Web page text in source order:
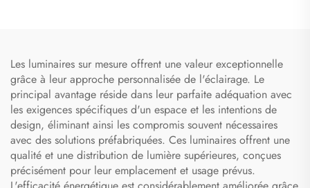
Les luminaires sur mesure offrent une valeur exceptionnelle
grâce à leur approche personnalisée de l'éclairage. Le
principal avantage réside dans leur parfaite adéquation avec
les exigences spécifiques d'un espace et les intentions de
design, éliminant ainsi les compromis souvent nécessaires
avec des solutions préfabriquées. Ces luminaires offrent une
qualité et une distribution de lumière supérieures, conçues
précisément pour leur emplacement et usage prévus.